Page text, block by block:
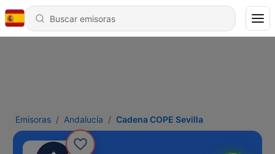
Emisoras Andalucía Cadena COPE Sevilla